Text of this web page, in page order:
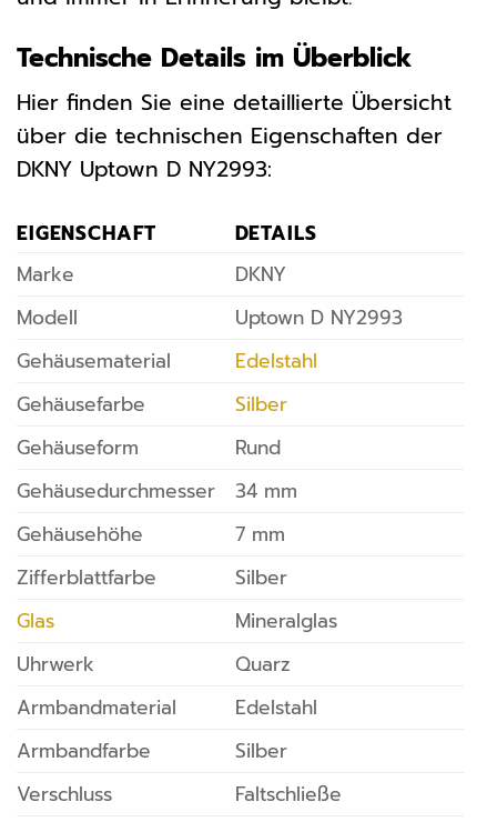
Technische Details im Überblick
Hier finden Sie eine detaillierte Übersicht
über die technischen Eigenschaften der
DKNY Uptown D NY2993:
EIGENSCHAFT
DETAILS
Marke
DKNY
Modell
Uptown D NY2993
Gehäusematerial
Edelstahl
Gehäusefarbe
Silber
Gehäuseform
Rund
Gehäusedurchmesser
34 mm
Gehäusehöhe
7 mm
Zifferblattfarbe
Silber
Glas
Mineralglas
Uhrwerk
Quarz
Armbandmaterial
Edelstahl
Armbandfarbe
Silber
Verschluss
Faltschließe